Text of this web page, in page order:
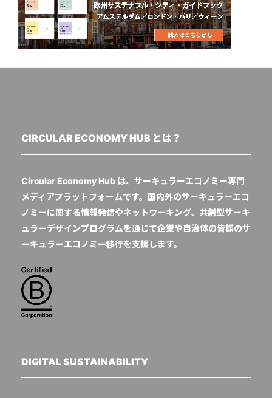
CIRCULAR ECONOMY HUB とは？
Circular Economy Hub は、サーキュラーエコノミー専門
メディアプラットフォームです。国内外のサーキュラーエコ
ノミーに関する情報発信やネットワーキング、共創型サーキ
ュラーデザインプログラムを通じて企業や自治体の皆様のサ
ーキュラーエコノミー移行を支援します。
DIGITAL SUSTAINABILITY